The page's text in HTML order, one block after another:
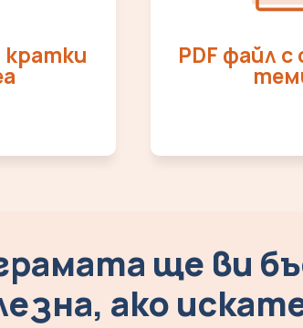
кратки PDF файл
ще ви
ако